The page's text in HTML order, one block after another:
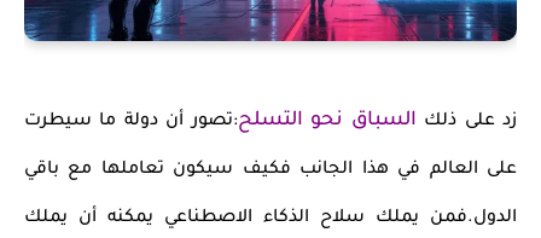
زد على ذلك السباق نحو التسلح:تصور أن دولة ما سيطرت
على العالم في هذا الجانب فكيف سيكون تعاملها مع باقي
الدول.فمن يملك سلاح الذكاء الاصطناعي يمكنه أن يملك